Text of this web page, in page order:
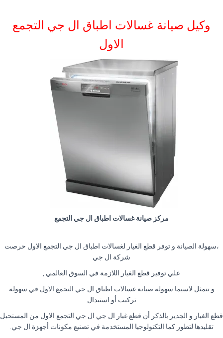
وكيل صيانة غسالات اطباق ال جي التجمع
الاول
مركز صيانة غسالات اطباق ال جي التجمع
،سهولة الصيانة و توفر قطع الغيار لغسالات اطباق ال جي التجمع الاول حرصت
شركة ال جي
علي توفير قطع الغيار اللازمة في السوق العالمي ,
و تتمثل لاسيما سهولة صيانة غسالات اطباق ال جي التجمع الاول في سهولة
تركيب أو استبدال
قطع الغيار و الجدير بالذكر أن قطع غيار ال جي ال جي التجمع الاول من المستحيل
تقليدها لتطور كما التكنولوجيا المستخدمة في تصنيع مكونات أجهزة ال جي.